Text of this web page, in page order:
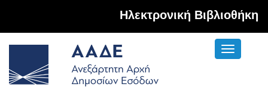
Hλεκτρονική Βιβλιοθήκη
Toggle